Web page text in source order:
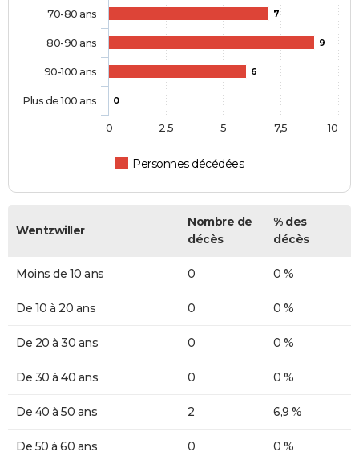
7
9
6
0
Personnes décédées
70-80 ans
80-90 ans
90-100 ans
Plus de 100 ans
0 10
2,5 5 7,5
Wentzwiller
Nombre de
décès
% des
décès
Moins de 10 ans 0 0 %
De 10 à 20 ans 0 0 %
De 20 à 30 ans 0 0 %
De 30 à 40 ans 0 0 %
De 40 à 50 ans 2 6,9 %
De 50 à 60 ans 0 0 %